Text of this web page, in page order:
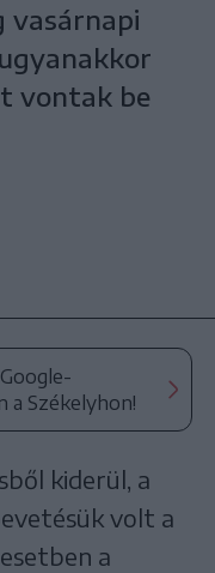
vasárnapi
vontak be
a Székelyhon!
kiderül, a
volt a
a